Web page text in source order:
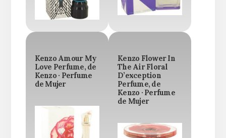
Kenzo Amour My
Love Perfume, de
Kenzo · Perfume
de Mujer
Kenzo Flower In
The Air Floral
D’exception
Perfume, de
Kenzo · Perfume
de Mujer